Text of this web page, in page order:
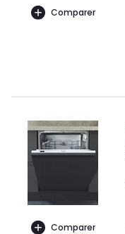
Comparer
Comparer